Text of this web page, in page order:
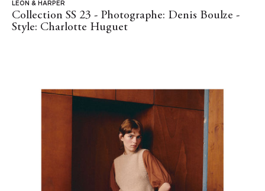
LEON & HARPER
Collection SS 23 - Photographe: Denis Boulze -
Style: Charlotte Huguet